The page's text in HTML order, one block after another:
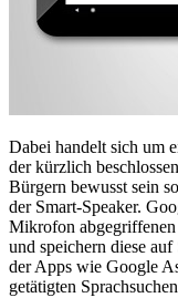
Dabei handelt sich um
der kürzlich
Bürgern bewusst sein
der Smart-Speaker.
Mikrofon abgegriffenen
und speichern diese
der Apps wie Google
getätigten